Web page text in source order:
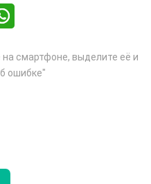
смартфоне, выделите её и
ошибке"